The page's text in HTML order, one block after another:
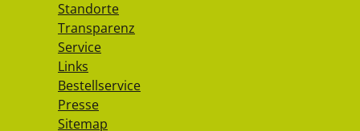
Standorte
Transparenz
Service
Links
Bestellservice
Presse
Sitemap